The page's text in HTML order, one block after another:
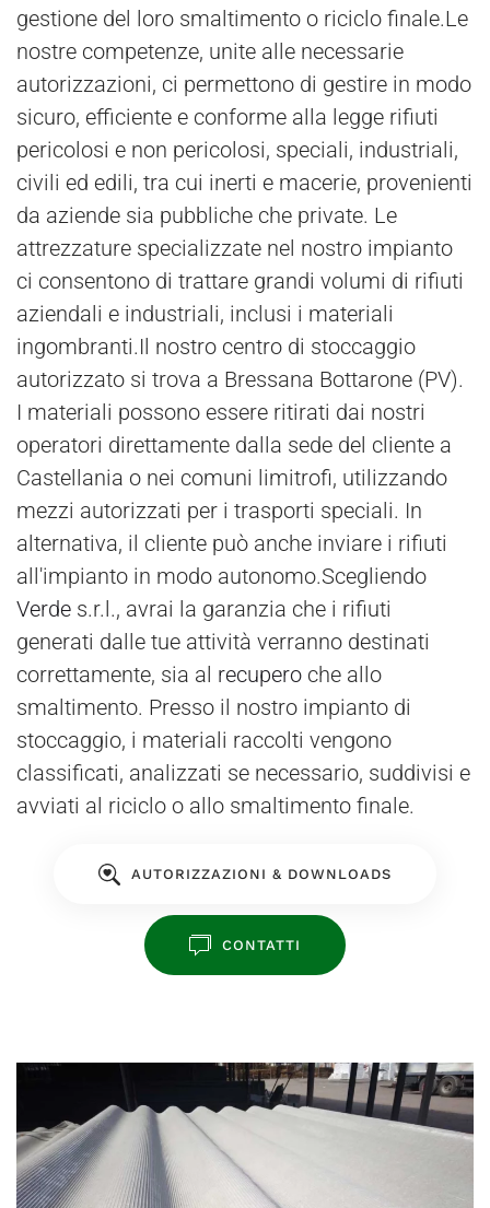
gestione del loro smaltimento o riciclo finale.Le
nostre competenze, unite alle necessarie
autorizzazioni, ci permettono di gestire in modo
sicuro, efficiente e conforme alla legge rifiuti
pericolosi e non pericolosi, speciali, industriali,
civili ed edili, tra cui inerti e macerie, provenienti
da aziende sia pubbliche che private. Le
attrezzature specializzate nel nostro impianto
ci consentono di trattare grandi volumi di rifiuti
aziendali e industriali, inclusi i materiali
ingombranti.Il nostro centro di stoccaggio
autorizzato si trova a Bressana Bottarone (PV).
I materiali possono essere ritirati dai nostri
operatori direttamente dalla sede del cliente a
Castellania o nei comuni limitrofi, utilizzando
mezzi autorizzati per i trasporti speciali. In
alternativa, il cliente può anche inviare i rifiuti
all'impianto in modo autonomo.Scegliendo
Verde s.r.l., avrai la garanzia che i rifiuti
generati dalle tue attività verranno destinati
correttamente, sia al recupero che allo
smaltimento. Presso il nostro impianto di
stoccaggio, i materiali raccolti vengono
classificati, analizzati se necessario, suddivisi e
avviati al riciclo o allo smaltimento finale.
AUTORIZZAZIONI & DOWNLOADS
CONTATTI